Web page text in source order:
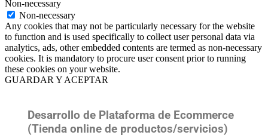
Non-necessary
Non-necessary
Any cookies that may not be particularly necessary for the website
to function and is used specifically to collect user personal data via
analytics, ads, other embedded contents are termed as non-necessary
cookies. It is mandatory to procure user consent prior to running
these cookies on your website.
GUARDAR Y ACEPTAR
Desarrollo de Plataforma de Ecommerce
(Tienda online de productos/servicios)